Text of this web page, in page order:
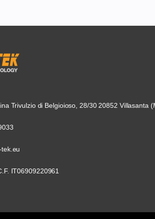
Trivulzio di Belgioioso, 28/30 20852 Villasanta
IT06909220961